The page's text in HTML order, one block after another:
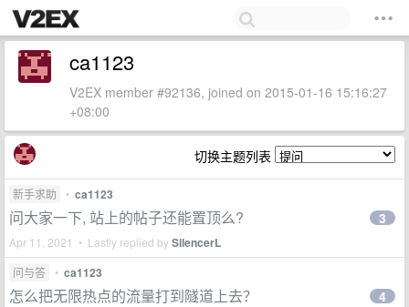
ca1123
V2EX member #92136, joined on 2015-01-16 15:16:27
+08:00
切换主题列表
新手求助 • ca1123
问大家一下, 站上的帖子还能置顶么?
Apr 11, 2021 • Lastly replied bySilencerL
3
问与答 • ca1123
怎么把无限热点的流量打到隧道上去？ 4